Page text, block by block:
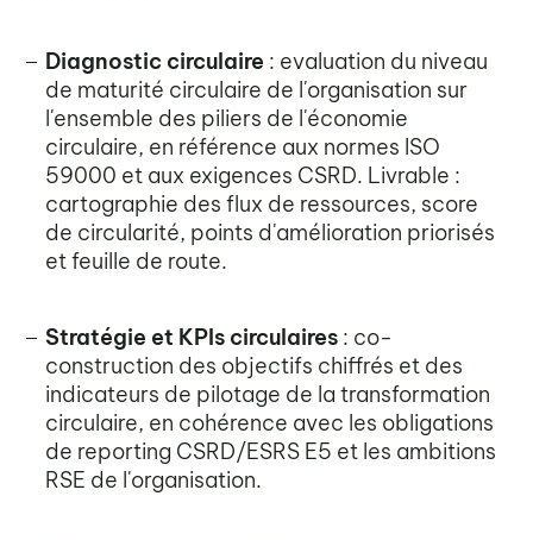
Diagnostic circulaire : evaluation du niveau
de maturité circulaire de l'organisation sur
l'ensemble des piliers de l'économie
circulaire, en référence aux normes ISO
59000 et aux exigences CSRD. Livrable :
cartographie des flux de ressources, score
de circularité, points d'amélioration priorisés
et feuille de route.
Stratégie et KPIs circulaires : co-
construction des objectifs chiffrés et des
indicateurs de pilotage de la transformation
circulaire, en cohérence avec les obligations
de reporting CSRD/ESRS E5 et les ambitions
RSE de l'organisation.